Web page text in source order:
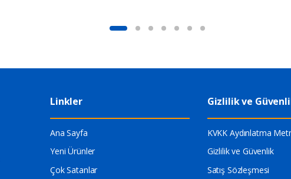
Linkler
Ana Sayfa
Yeni Ürünler
Çok Satanlar
Gizlilik ve
KVKK Aydınlatma
Gizlilik ve Güvenlik
Satış Sözleşmesi